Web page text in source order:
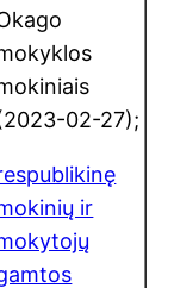
02-27);
ir